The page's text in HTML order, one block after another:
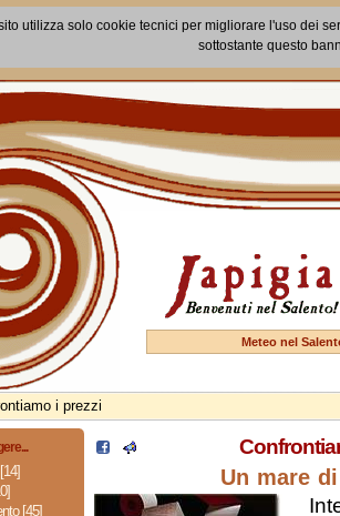
sito utilizza solo cookie tecnici per migliorare l'uso dei
sottostante questo
Meteo nel
i prezzi
[45]
Un mare